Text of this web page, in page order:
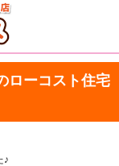
ローコスト住宅
♪